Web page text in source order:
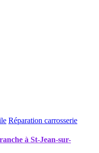
Réparation carrosserie
à St-Jean-sur-